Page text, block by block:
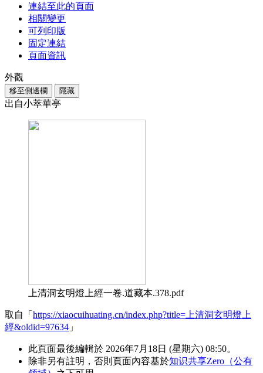
連結至此的頁面
相關變更
可列印版
固定連結
頁面資訊
外觀
移至側邊欄 隱藏
出自小萃華亭
上清洞玄明燈上經一卷.道藏本.378.pdf
取自「 https://xiaocuihuating.cn/index.php?title=上清洞玄明燈上
經&oldid=97634 」
此頁面最後編輯於 2026年7月18日 (星期六) 08:50。
除非另有註明，否則頁面內容基於知识共享Zero（公有